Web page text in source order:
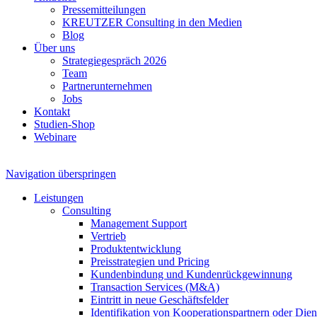
Pressemitteilungen
KREUTZER Consulting in den Medien
Blog
Über uns
Strategiegespräch 2026
Team
Partnerunternehmen
Jobs
Kontakt
Studien-Shop
Webinare
Navigation überspringen
Leistungen
Consulting
Management Support
Vertrieb
Produktentwicklung
Preisstrategien und Pricing
Kundenbindung und Kundenrückgewinnung
Transaction Services (M&A)
Eintritt in neue Geschäftsfelder
Identifikation von Kooperationspartnern oder